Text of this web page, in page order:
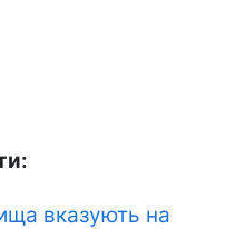
вказують на